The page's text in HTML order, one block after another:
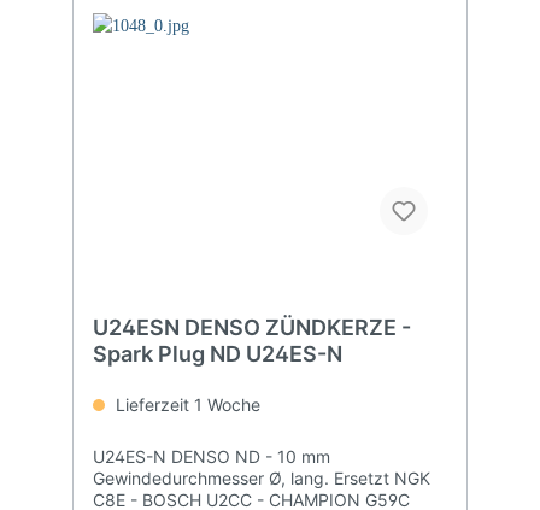
U24ESN DENSO ZÜNDKERZE -
Spark Plug ND U24ES-N
Lieferzeit 1 Woche
U24ES-N DENSO ND - 10 mm
Gewindedurchmesser Ø, lang. Ersetzt NGK
C8E - BOSCH U2CC - CHAMPION G59C